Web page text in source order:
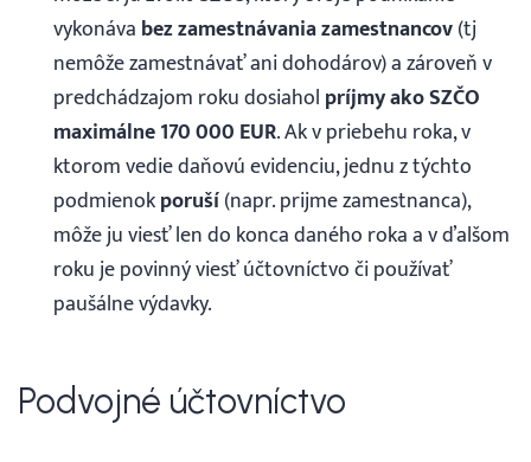
vykonáva bez zamestnávania zamestnancov(tj
nemôže zamestnávať ani dohodárov) a zároveň v
predchádzajom roku dosiahol príjmy ako SZČO
maximálne 170 000 EUR. Ak v priebehu roka, v
ktorom vedie daňovú evidenciu, jednu z týchto
podmienokporuší(napr. prijme zamestnanca),
môže ju viesť len do konca daného roka a v ďalšom
roku je povinný viesť účtovníctvo či používať
paušálne výdavky.
Podvojné účtovníctvo